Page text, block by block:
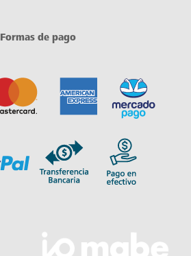
Formas de pago